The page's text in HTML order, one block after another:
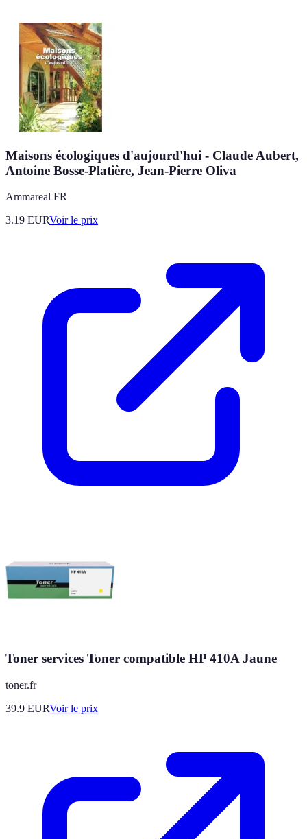
Maisons écologiques d'aujourd'hui - Claude Aubert,
Antoine Bosse-Platière, Jean-Pierre Oliva
Ammareal FR
3.19 EURVoir le prix
Toner services Toner compatible HP 410A Jaune
toner.fr
39.9 EURVoir le prix